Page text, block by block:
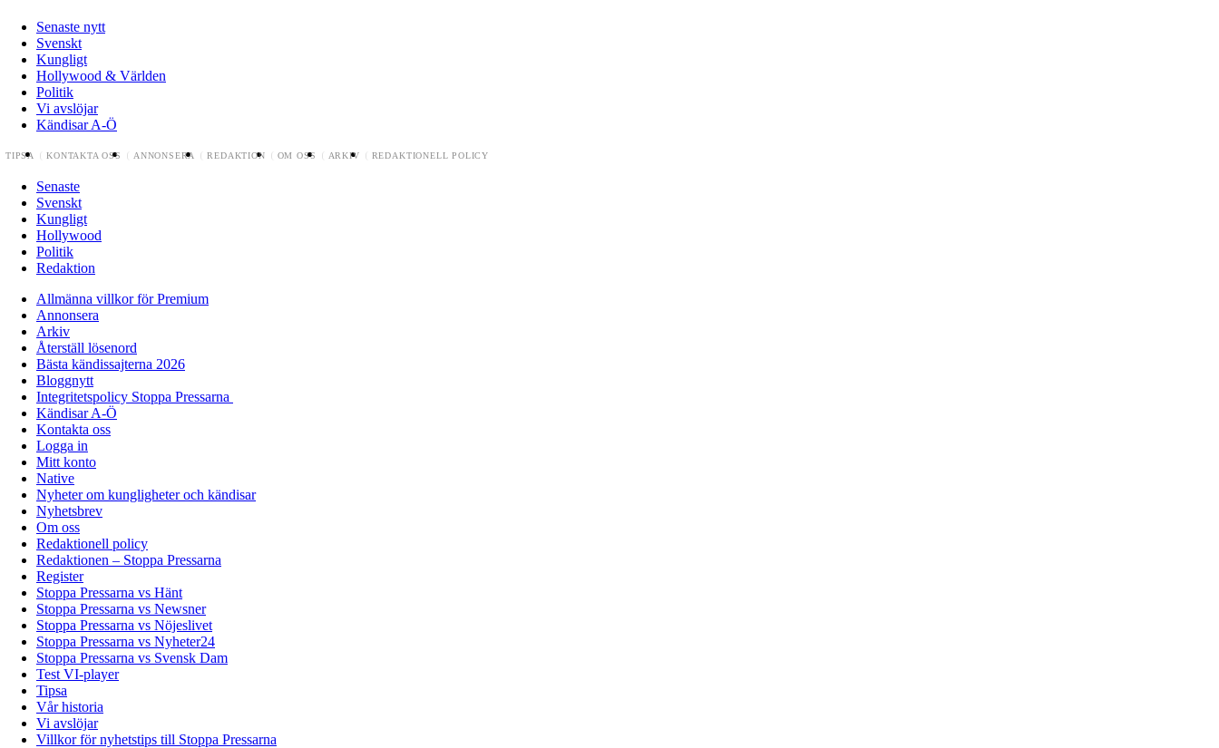
Senaste nytt
Svenskt
Kungligt
Hollywood & Världen
Politik
Vi avslöjar
Kändisar A-Ö
TIPSA KONTAKTA OSS ANNONSERA REDAKTION OM OSS ARKIV REDAKTIONELL POLICY
Senaste
Svenskt
Kungligt
Hollywood
Politik
Redaktion
Allmänna villkor för Premium
Annonsera
Arkiv
Återställ lösenord
Bästa kändissajterna 2026
Bloggnytt
Integritetspolicy Stoppa Pressarna
Kändisar A-Ö
Kontakta oss
Logga in
Mitt konto
Native
Nyheter om kungligheter och kändisar
Nyhetsbrev
Om oss
Redaktionell policy
Redaktionen – Stoppa Pressarna
Register
Stoppa Pressarna vs Hänt
Stoppa Pressarna vs Newsner
Stoppa Pressarna vs Nöjeslivet
Stoppa Pressarna vs Nyheter24
Stoppa Pressarna vs Svensk Dam
Test VI-player
Tipsa
Vår historia
Vi avslöjar
Villkor för nyhetstips till Stoppa Pressarna